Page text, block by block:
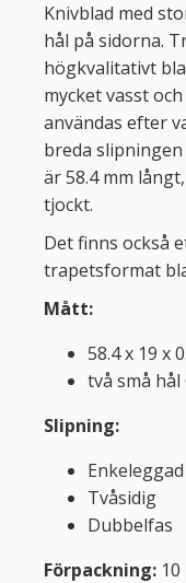
Knivblad med
hål på sidorna.
högkvalitativt
mycket vasst
användas efter
breda
är 58.4 mm
tjockt.
Det finns också
trapetsformat
Mått:
58.4 x 19 x
två små
Slipning:
Enkeleggad
Tvåsidig
Dubbelfas
Förpackning: